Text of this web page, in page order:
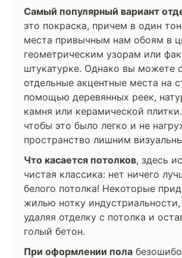
Самый популярный вариант
это покраска, причем в один
места привычным нам обоям в
геометрическим узорам или
штукатурке. Однако вы можете
отдельные акцентные места на
помощью деревянных реек,
камня или керамической
чтобы это было легко и не
пространство лишним
Что касается потолков, здесь
чистая классика: нет ничего
белого потолка! Некоторые
жилью нотку
удаляя отделку с потолка и
голый бетон.
При оформлении пола